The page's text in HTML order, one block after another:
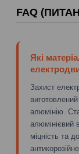
FAQ
Які
Захист
алюмінію.
алюмінієвий
міцність та